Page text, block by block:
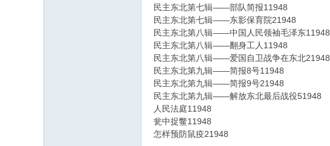
民主东北第七辑——部队简报11948
民主东北第七辑——东影保育院21948
民主东北第八辑——中国人民领袖毛泽东11948
民主东北第八辑——翻身工人11948
民主东北第八辑——爱国自卫战争在东北21948
民主东北第九辑——简报8号11948
民主东北第九辑——简报9号21948
民主东北第九辑——解放东北最后战役51948
人民法庭11948
瓮中捉鳖11948
怎样预防鼠疫21948